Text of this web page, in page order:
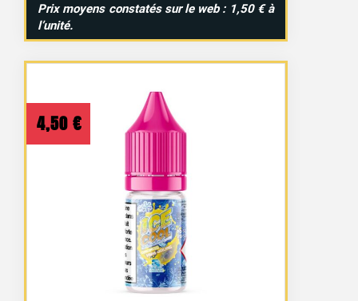
Prix moyens constatés sur le web : 1,50 € à
l’unité.
4,50 €